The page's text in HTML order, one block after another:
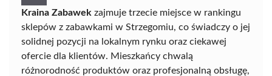
Kraina Zabawek zajmuje trzecie miejsce w rankingu
sklepów z zabawkami w Strzegomiu, co świadczy o jej
solidnej pozycji na lokalnym rynku oraz ciekawej
ofercie dla klientów. Mieszkańcy chwalą
różnorodność produktów oraz profesjonalną obsługę,